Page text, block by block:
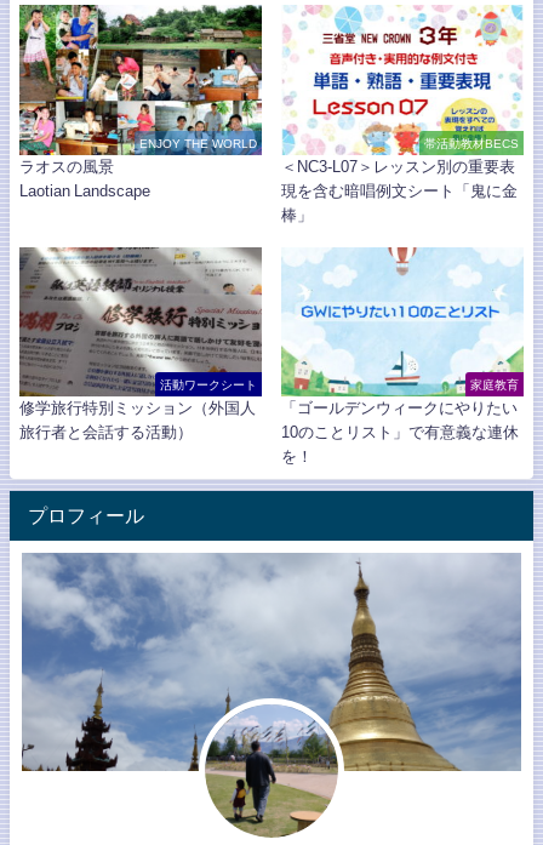
ENJOY THE WORLD
ラオスの風景
Laotian Landscape
帯活動教材BECS
＜NC3-L07＞レッスン別の重要表
現を含む暗唱例文シート「鬼に金
棒」
活動ワークシート
修学旅行特別ミッション（外国人
旅行者と会話する活動）
家庭教育
「ゴールデンウィークにやりたい
10のことリスト」で有意義な連休
を！
プロフィール